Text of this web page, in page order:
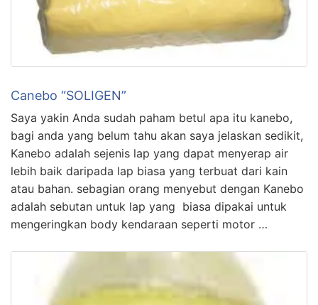
Canebo “SOLIGEN”
Saya yakin Anda sudah paham betul apa itu kanebo,
bagi anda yang belum tahu akan saya jelaskan sedikit,
Kanebo adalah sejenis lap yang dapat menyerap air
lebih baik daripada lap biasa yang terbuat dari kain
atau bahan. sebagian orang menyebut dengan Kanebo
adalah sebutan untuk lap yang biasa dipakai untuk
mengeringkan body kendaraan seperti motor …